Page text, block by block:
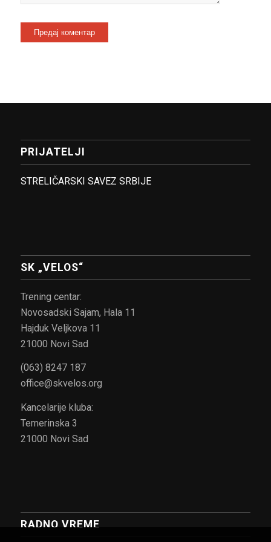
PRIJATELJI
STRELIČARSKI SAVEZ SRBIJE
SK „VELOS“
Trening centar:
Novosadski Sajam, Hala 11
Hajduk Veljkova 11
21000 Novi Sad
(063) 8247 187
office@skvelos.org
Kancelarije kluba:
Temerinska 3
21000 Novi Sad
RADNO VREME